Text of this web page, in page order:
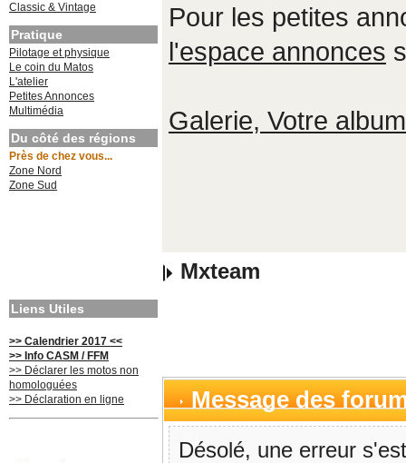
Classic & Vintage
Pratique
Pilotage et physique
Le coin du Matos
L'atelier
Petites Annonces
Multimédia
Du côté des régions
Près de chez vous...
Zone Nord
Zone Sud
Liens Utiles
>> Calendrier 2017 <<
>> Info CASM / FFM
>> Déclarer les motos non
homologuées
>> Déclaration en ligne
Pour les petites
l'espace annonces
Galerie, Votre
Mxteam
Message des
Désolé, une erreur